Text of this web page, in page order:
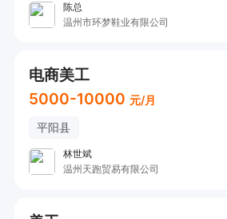
陈总
温州市环梦鞋业有限公司
电商美工
5000-10000 元/月
平阳县
林世斌
温州天跑贸易有限公司